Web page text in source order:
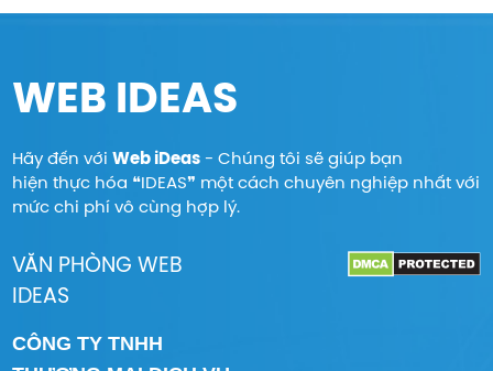
WEB IDEAS
Hãy đến vớiWeb iDeas - Chúng tôi sẽ giúp bạn
hiện thực hóa ❝IDEAS❞ một cách chuyên nghiệp nhất với
mức chi phí vô cùng hợp lý.
VĂN PHÒNG WEB
IDEAS
CÔNG TY TNHH